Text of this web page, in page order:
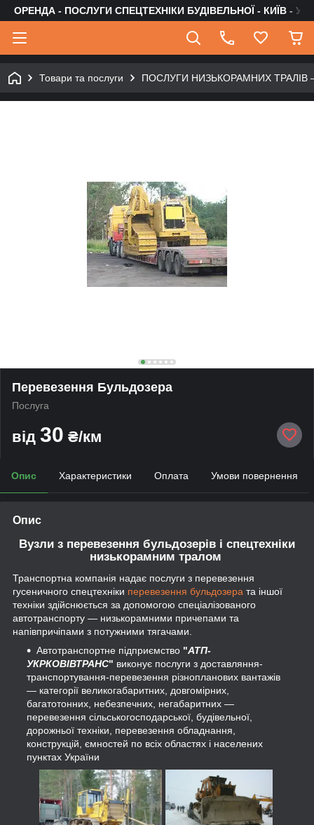
ОРЕНДА - ПОСЛУГИ СПЕЦТЕХНІКИ БУДІВЕЛЬНОЇ - КИЇВ -
Товари та послуги ПОСЛУГИ НИЗЬКОРАМНИХ
Перевезення Бульдозера
Послуга
від 30 ₴/км
Опис Характеристики Оплата Умови повернення
Опис
Вузли з перевезення бульдозерів і спецтехніки
низькорамним тралом
Транспортна компанія надає послуги з перевезення
гусеничного спецтехніки перевезення бульдозера та іншої
техніки здійснюється за допомогою спеціалізованого
автотранспорту — низькорамними причепами та
напівпричіпами з потужними тягачами.
Автотранспортне підприємство "АТП-
УКРКОВІВТРАНС" виконує послуги з доставляння-
транспортування-перевезення різнопланових вантажів
— категорії великогабаритних, довгомірних,
багатотонних, небезпечних, негабаритних —
перевезення сільськогосподарської, будівельної,
дорожньої техніки, перевезення обладнання,
конструкцій, ємностей по всіх областях і населених
пунктах України